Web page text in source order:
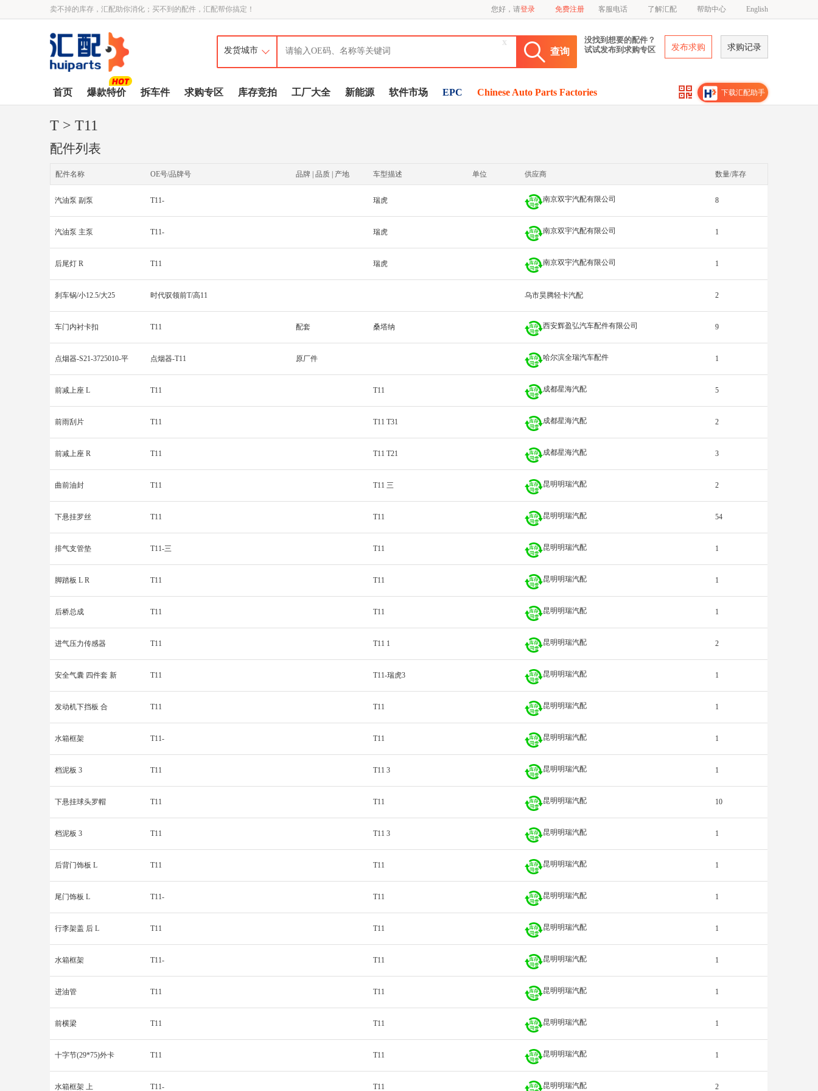
卖不掉的库存，汇配助你消化；买不到的配件，汇配帮你搞定！ 您好，请登录 免费注册 客服电话 了解汇配 帮助中心 English
查询
x
没找到想要的配件？
试试发布到求购专区
发布求购 求购记录
首页 爆款特价 拆车件 求购专区 库存竞拍 工厂大全 新能源 软件市场 EPC Chinese Auto Parts Factories 下载汇配助手
T > T11
配件列表
配件名称 OE号/品牌号 品牌 | 品质 | 产地 车型描述 单位 供应商 数量/库存
汽油泵 副泵 T11- 瑞虎 南京双宇汽配有限公司 8
汽油泵 主泵 T11- 瑞虎 南京双宇汽配有限公司 1
后尾灯 R T11 瑞虎 南京双宇汽配有限公司 1
刹车锅/小12.5/大25 时代驭领前T/高11 乌市昊腾轻卡汽配 2
车门内衬卡扣 T11 配套 桑塔纳 西安辉盈弘汽车配件有限公司 9
点烟器-S21-3725010-平 点烟器-T11 原厂件 哈尔滨全瑞汽车配件 1
前减上座 L T11 T11 成都星海汽配 5
前雨刮片 T11 T11 T31 成都星海汽配 2
前减上座 R T11 T11 T21 成都星海汽配 3
曲前油封 T11 T11 三 昆明明瑞汽配 2
下悬挂罗丝 T11 T11 昆明明瑞汽配 54
排气支管垫 T11-三 T11 昆明明瑞汽配 1
脚踏板 L R T11 T11 昆明明瑞汽配 1
后桥总成 T11 T11 昆明明瑞汽配 1
进气压力传感器 T11 T11 1 昆明明瑞汽配 2
安全气囊 四件套 新 T11 T11-瑞虎3 昆明明瑞汽配 1
发动机下挡板 合 T11 T11 昆明明瑞汽配 1
水箱框架 T11- T11 昆明明瑞汽配 1
档泥板 3 T11 T11 3 昆明明瑞汽配 1
下悬挂球头罗帽 T11 T11 昆明明瑞汽配 10
档泥板 3 T11 T11 3 昆明明瑞汽配 1
后背门饰板 L T11 T11 昆明明瑞汽配 1
尾门饰板 L T11- T11 昆明明瑞汽配 1
行李架盖 后 L T11 T11 昆明明瑞汽配 1
水箱框架 T11- T11 昆明明瑞汽配 1
进油管 T11 T11 昆明明瑞汽配 1
前横梁 T11 T11 昆明明瑞汽配 1
十字节(29*75)外卡 T11 T11 昆明明瑞汽配 1
水箱框架 上 T11- T11 昆明明瑞汽配 2